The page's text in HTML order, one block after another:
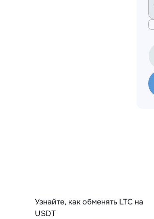
Узнайте, как обменять LTC на
USDT